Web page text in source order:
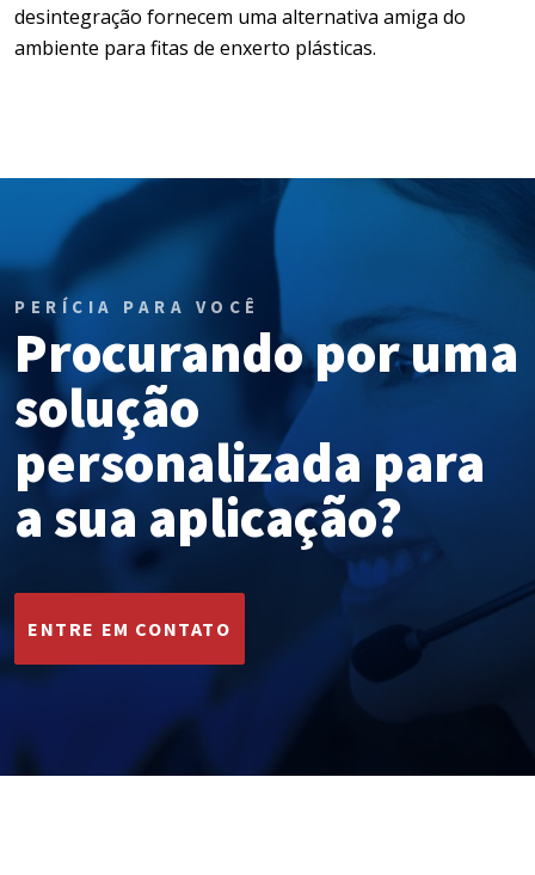
desintegração fornecem uma alternativa amiga do
ambiente para fitas de enxerto plásticas.
PERÍCIA PARA VOCÊ
Procurando por uma
solução
personalizada para
a sua aplicação?
ENTRE EM CONTATO